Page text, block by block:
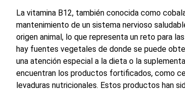
La vitamina B12, también conocida como
mantenimiento de un sistema nervioso
origen animal, lo que representa un reto para
hay fuentes vegetales de donde se puede
una atención especial a la dieta o la
encuentran los productos fortificados, como
levaduras nutricionales. Estos productos han